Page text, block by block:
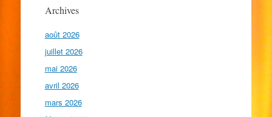
Archives
août 2026
juillet 2026
mai 2026
avril 2026
mars 2026